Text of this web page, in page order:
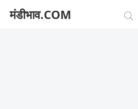
मंडीभाव.COM